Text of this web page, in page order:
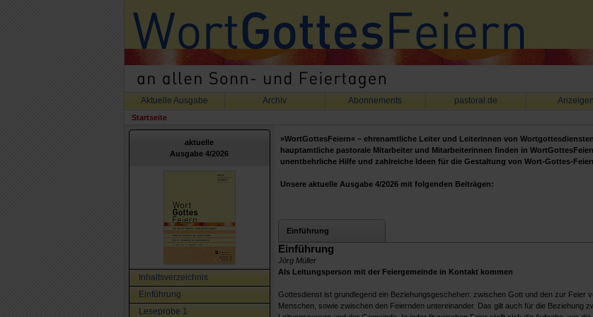
Aktuelle Ausgabe Archiv Abonnements pastoral.de Anzeigen
Startseite
aktuelle
Ausgabe 4/2026
Inhaltsverzeichnis
Einführung
Leseprobe 1
»WortGottesFeiern« – ehrenamtliche Leiter und Leiterinnen von
hauptamtliche pastorale Mitarbeiter und Mitarbeiterinnen finden in
unentbehrliche Hilfe und zahlreiche Ideen für die Gestaltung von Wort-Gottes-
Unsere aktuelle Ausgabe 4/2026 mit folgenden Beiträgen:
Einführung
Einführung
Jörg Müller
Als Leitungsperson mit der Feiergemeinde in Kontakt kommen
Gottesdienst ist grundlegend ein Beziehungsgeschehen: zwischen Gott und den zur Feier
Menschen, sowie zwischen den Feiernden untereinander. Das gilt auch für die Beziehung